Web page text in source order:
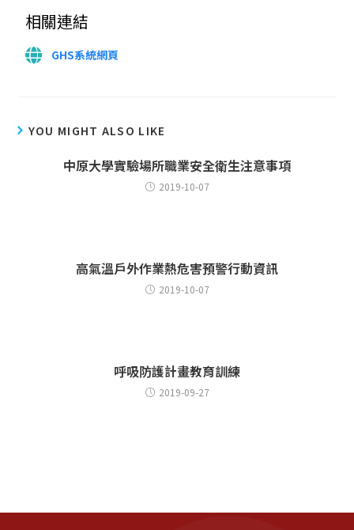
相關連結
GHS系統網頁
YOU MIGHT ALSO LIKE
中原大學實驗場所職業安全衛生注意事項
2019-10-07
高氣溫戶外作業熱危害預警行動資訊
2019-10-07
呼吸防護計畫教育訓練
2019-09-27